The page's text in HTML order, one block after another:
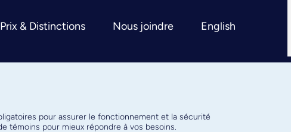
Prix & Distinctions Nous joindre English
pour assurer le fonctionnement et la sécurité
témoins pour mieux répondre à vos besoins.